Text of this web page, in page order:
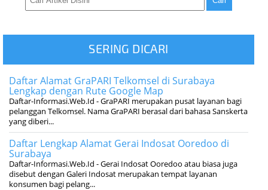
SERING DICARI
Daftar Alamat GraPARI Telkomsel di Surabaya
Lengkap dengan Rute Google Map
Daftar-Informasi.Web.Id - GraPARI merupakan pusat layanan bagi
pelanggan Telkomsel. Nama GraPARI berasal dari bahasa Sanskerta
yang diberi...
Daftar Lengkap Alamat Gerai Indosat Ooredoo di
Surabaya
Daftar-Informasi.Web.Id - Gerai Indosat Ooredoo atau biasa juga
disebut dengan Galeri Indosat merupakan tempat layanan
konsumen bagi pelang...